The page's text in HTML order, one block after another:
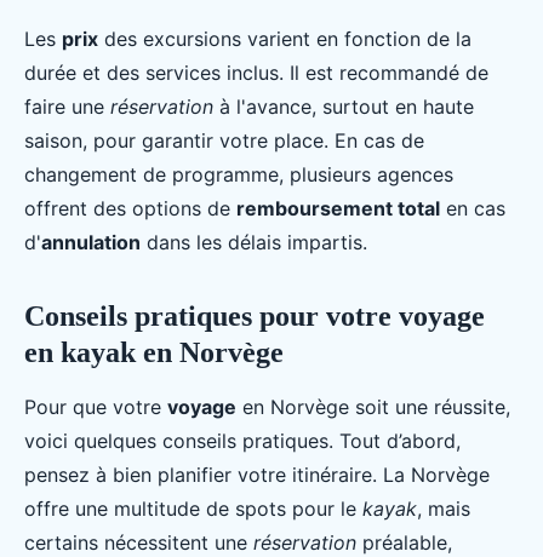
Les prix des excursions varient en fonction de la
durée et des services inclus. Il est recommandé de
faire une réservation à l'avance, surtout en haute
saison, pour garantir votre place. En cas de
changement de programme, plusieurs agences
offrent des options de remboursement total en cas
d'annulation dans les délais impartis.
Conseils pratiques pour votre voyage
en kayak en Norvège
Pour que votre voyage en Norvège soit une réussite,
voici quelques conseils pratiques. Tout d’abord,
pensez à bien planifier votre itinéraire. La Norvège
offre une multitude de spots pour le kayak, mais
certains nécessitent une réservation préalable,